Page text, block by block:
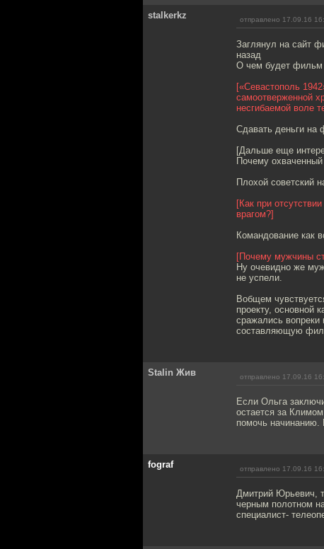
stalkerkz отправлено 17.09.16
Заглянул на сайт
назад
О чем будет фильм
[«Севастополь
самоотверженной
несгибаемой воле
Сдавать деньги на
[Дальше еще
Почему охваченный
Плохой советский
[Как при
врагом?]
Командование как
[Почему мужчины
Ну очевидно же
не успели.
Вобщем
проекту, основной
сражались
составляющую
Stalin Жив отправлено 17.09.16
Если Ольга
остается за
помочь начинанию.
fograf отправлено 17.09.16
Дмитрий Юрьевич,
черным полотном
специалист-